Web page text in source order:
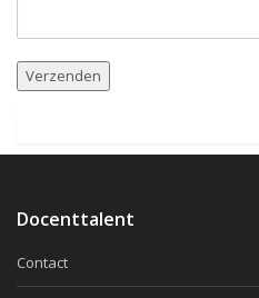
Docenttalent
Contact